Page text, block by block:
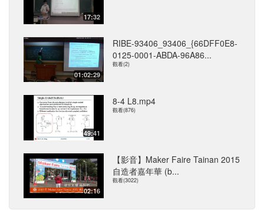
17:32
01:02:29
RIBE-93406_93406_{66DFF0E8-
0125-0001-ABDA-96A86...
觀看(2)
49:41
8-4 L8.mp4
觀看(876)
02:16
【影音】Maker Faire Tainan 2015
自造者嘉年華 (b...
觀看(3022)